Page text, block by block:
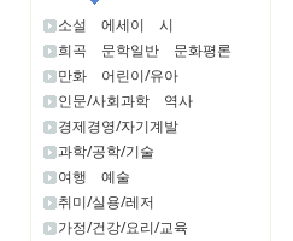
소설 에세이
시
희곡
문학일반
문화평론
만화
어린이/유아
인문/사회과학
역사
경제경영/자기계발
과학/공학/기술
여행
예술
취미/실용/레저
가정/건강/요리/교육